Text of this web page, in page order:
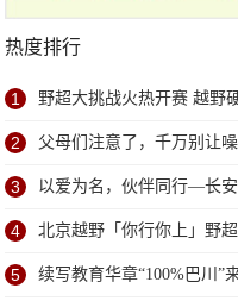
热度排行
1 野超大挑战火热开赛 越野
2 父母们注意了，千万别让
3 以爱为名，伙伴同行—长
4 北京越野「你行你上」野
5 续写教育华章“100%巴川”